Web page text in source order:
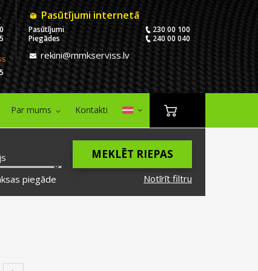
Pasūtījumi internetā
Pasūtījumi
230 00 100
Piegādes
240 00 040
rekini@mmkserviss.lv
Par mums Kontakti
Notīrīt filtru
MEKLĒT RIEPAS
piegāde